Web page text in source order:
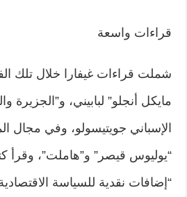
قراءات واسعة
شملت قراءات غيفارا خلال تلك
مايكل أنجلو” لبابيني، و”الجزيرة
الإسباني جويتيسولو، وفي مجال
“يوليوس قيصر” و”هاملت”،
“إضافات نقدية للسياسة